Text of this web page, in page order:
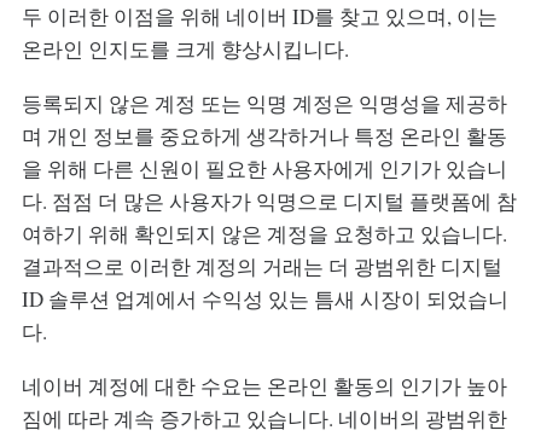
두 이러한 이점을 위해 네이버 ID를 찾고 있으며, 이는
온라인 인지도를 크게 향상시킵니다.
등록되지 않은 계정 또는 익명 계정은 익명성을 제공하
며 개인 정보를 중요하게 생각하거나 특정 온라인 활동
을 위해 다른 신원이 필요한 사용자에게 인기가 있습니
다. 점점 더 많은 사용자가 익명으로 디지털 플랫폼에 참
여하기 위해 확인되지 않은 계정을 요청하고 있습니다.
결과적으로 이러한 계정의 거래는 더 광범위한 디지털
ID 솔루션 업계에서 수익성 있는 틈새 시장이 되었습니
다.
네이버 계정에 대한 수요는 온라인 활동의 인기가 높아
짐에 따라 계속 증가하고 있습니다. 네이버의 광범위한